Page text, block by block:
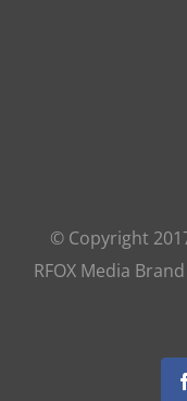
© Copyright
RFOX Media